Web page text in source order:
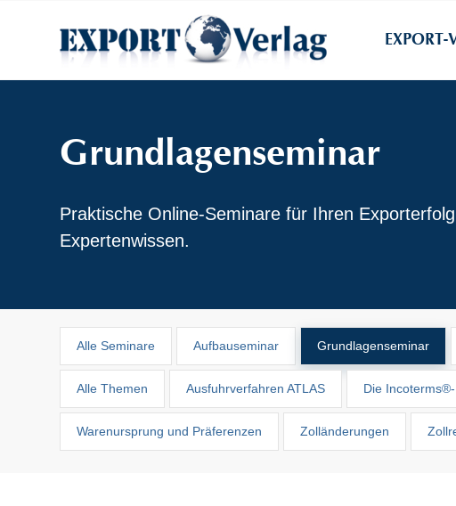
EXPORT-
Grundlagenseminar
Praktische Online-Seminare für Ihren
Expertenwissen.
Alle Seminare Aufbauseminar Grundlagenseminar
Alle Themen Ausfuhrverfahren ATLAS Die
Warenursprung und Präferenzen Zolländerungen